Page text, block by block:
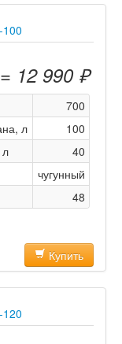
= 12 990 ₽
700
л
100
40
чугунный
48
Купить